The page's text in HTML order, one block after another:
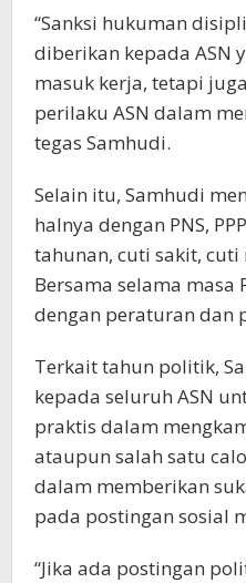
“Sanksi hukuman
diberikan kepada ASN
masuk kerja, tetapi
perilaku ASN dalam
tegas Samhudi.
Selain itu, Samhudi
halnya dengan PNS,
tahunan, cuti sakit,
Bersama selama masa
dengan peraturan dan
Terkait tahun politik,
kepada seluruh ASN
praktis dalam
ataupun salah satu
dalam memberikan
pada postingan sosial
“Jika ada postingan